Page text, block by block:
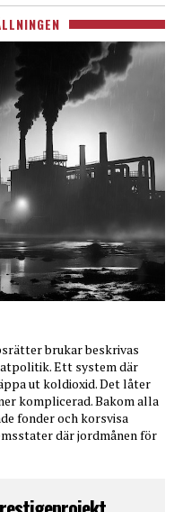
brukar beskrivas
Ett system där
ut koldioxid. Det låter
komplicerad. Bakom alla
fonder och korsvisa
där jordmånen för